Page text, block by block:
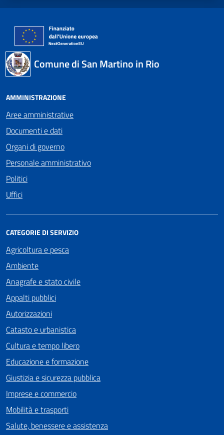
Comune di San Martino in Rio
AMMINISTRAZIONE
Aree amministrative
Documenti e dati
Organi di governo
Personale amministrativo
Politici
Uffici
CATEGORIE DI SERVIZIO
Agricoltura e pesca
Ambiente
Anagrafe e stato civile
Appalti pubblici
Autorizzazioni
Catasto e urbanistica
Cultura e tempo libero
Educazione e formazione
Giustizia e sicurezza pubblica
Imprese e commercio
Mobilità e trasporti
Salute, benessere e assistenza